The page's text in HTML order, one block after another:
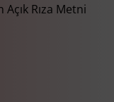
Rıza Metni